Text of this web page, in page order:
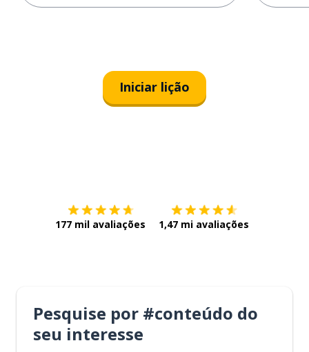
Iniciar lição
177 mil avaliações 1,47 mi avaliações
Pesquise por #conteúdo do
seu interesse